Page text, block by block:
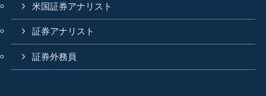
米国証券アナリスト
証券アナリスト
証券外務員